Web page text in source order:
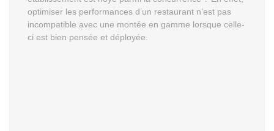
optimiser les performances d’un restaurant n’est pas
incompatible avec une montée en gamme lorsque celle-
ci est bien pensée et déployée.